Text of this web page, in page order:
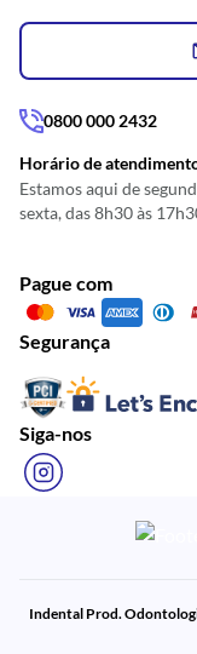
0800 000 2432
Horário de
Estamos aqui de
sexta, das 8h30 às
Pague com
Segurança
Siga-nos
Indental Prod.